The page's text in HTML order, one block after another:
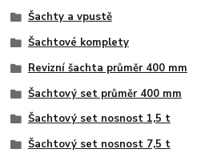
Šachty a vpustě
Šachtové komplety
Revizní šachta průměr 400 mm
Šachtový set průměr 400 mm
Šachtový set nosnost 1,5 t
Šachtový set nosnost 7,5 t